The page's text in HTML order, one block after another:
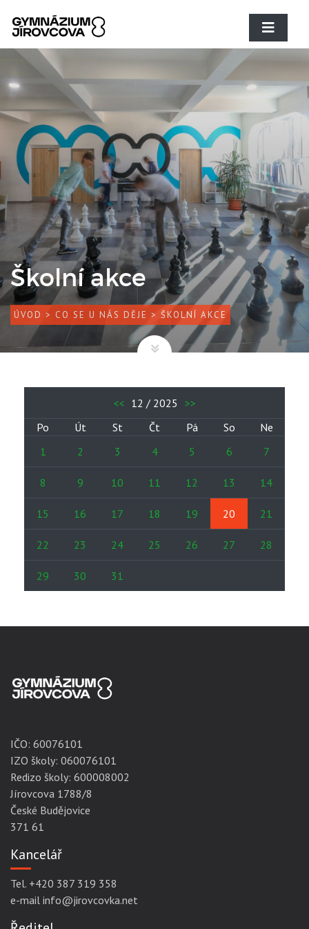
Školní akce
ÚVOD > CO SE U NÁS DĚJE > ŠKOLNÍ AKCE
<< 12 / 2025 >>
Po
Út St Čt Pá So
Ne
1
2 3 4 5 6 7
8 9 10 11 12 13 14
15 16 17 18 19 20 21
22 23 24 25 26 27 28
29 30 31
IČO: 60076101
IZO školy: 060076101
Redizo školy: 600008002
Jírovcova 1788/8
České Budějovice
371 61
Kancelář
Tel. +420 387 319 358
e-mail info@jirovcovka.net